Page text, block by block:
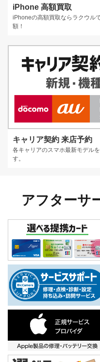
iPhone 高額買取
iPhoneの高額買取ならラクウル
額！
キャリア契約 来店予約
各キャリアのスマホ最新モデル
す。
アフターサ